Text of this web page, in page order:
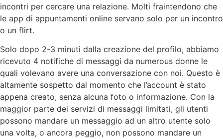
incontri per cercare una relazione. Molti fraintendono che
le app di appuntamenti online servano solo per un incontro
o un flirt.
Solo dopo 2-3 minuti dalla creazione del profilo, abbiamo
ricevuto 4 notifiche di messaggi da numerous donne le
quali volevano avere una conversazione con noi. Questo è
altamente sospetto dal momento che l’account è stato
appena creato, senza alcuna foto o informazione. Con la
maggior parte dei servizi di messaggi limitati, gli utenti
possono mandare un messaggio ad un altro utente solo
una volta, o ancora peggio, non possono mandare un